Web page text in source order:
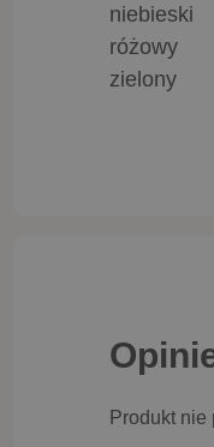
niebieski
różowy
zielony
Produkt